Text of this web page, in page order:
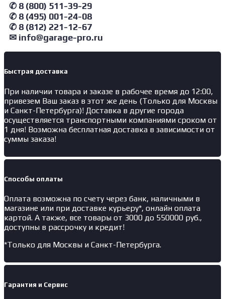
Автомобильный
ножничный
подъемник
(380В)
для
слесарных
✆ 8 (800) 511-39-29
✆ 8 (495) 001-24-08
✆ 8 (812) 221-12-67
✉ info@garage-pro.ru
Быстрая доставка
При наличии товара и заказе в рабочее время до 12:00,
привезем Ваш заказ в этот же день (Только для Москвы
и Санкт-Петербурга)! Доставка в другие города
осуществляется транспортными компаниями сроком от
1 дня! Возможна бесплатная доставка в зависимости от
суммы заказа!
Способы оплаты
Оплата возможна по счету через банк, наличными в
магазине или при доставке курьеру*, онлайн оплата
картой. А также, все товары от 3000 до 550000 руб.,
доступны в рассрочку и кредит!
*Только для Москвы и Санкт-Петербурга.
Гарантия и Сервис